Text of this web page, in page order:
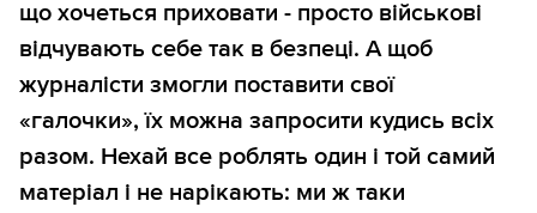
що хочеться приховати - просто військові
відчувають себе так в безпеці. А щоб
журналісти змогли поставити свої
«галочки», їх можна запросити кудись всіх
разом. Нехай все роблять один і той самий
матеріал і не нарікають: ми ж таки